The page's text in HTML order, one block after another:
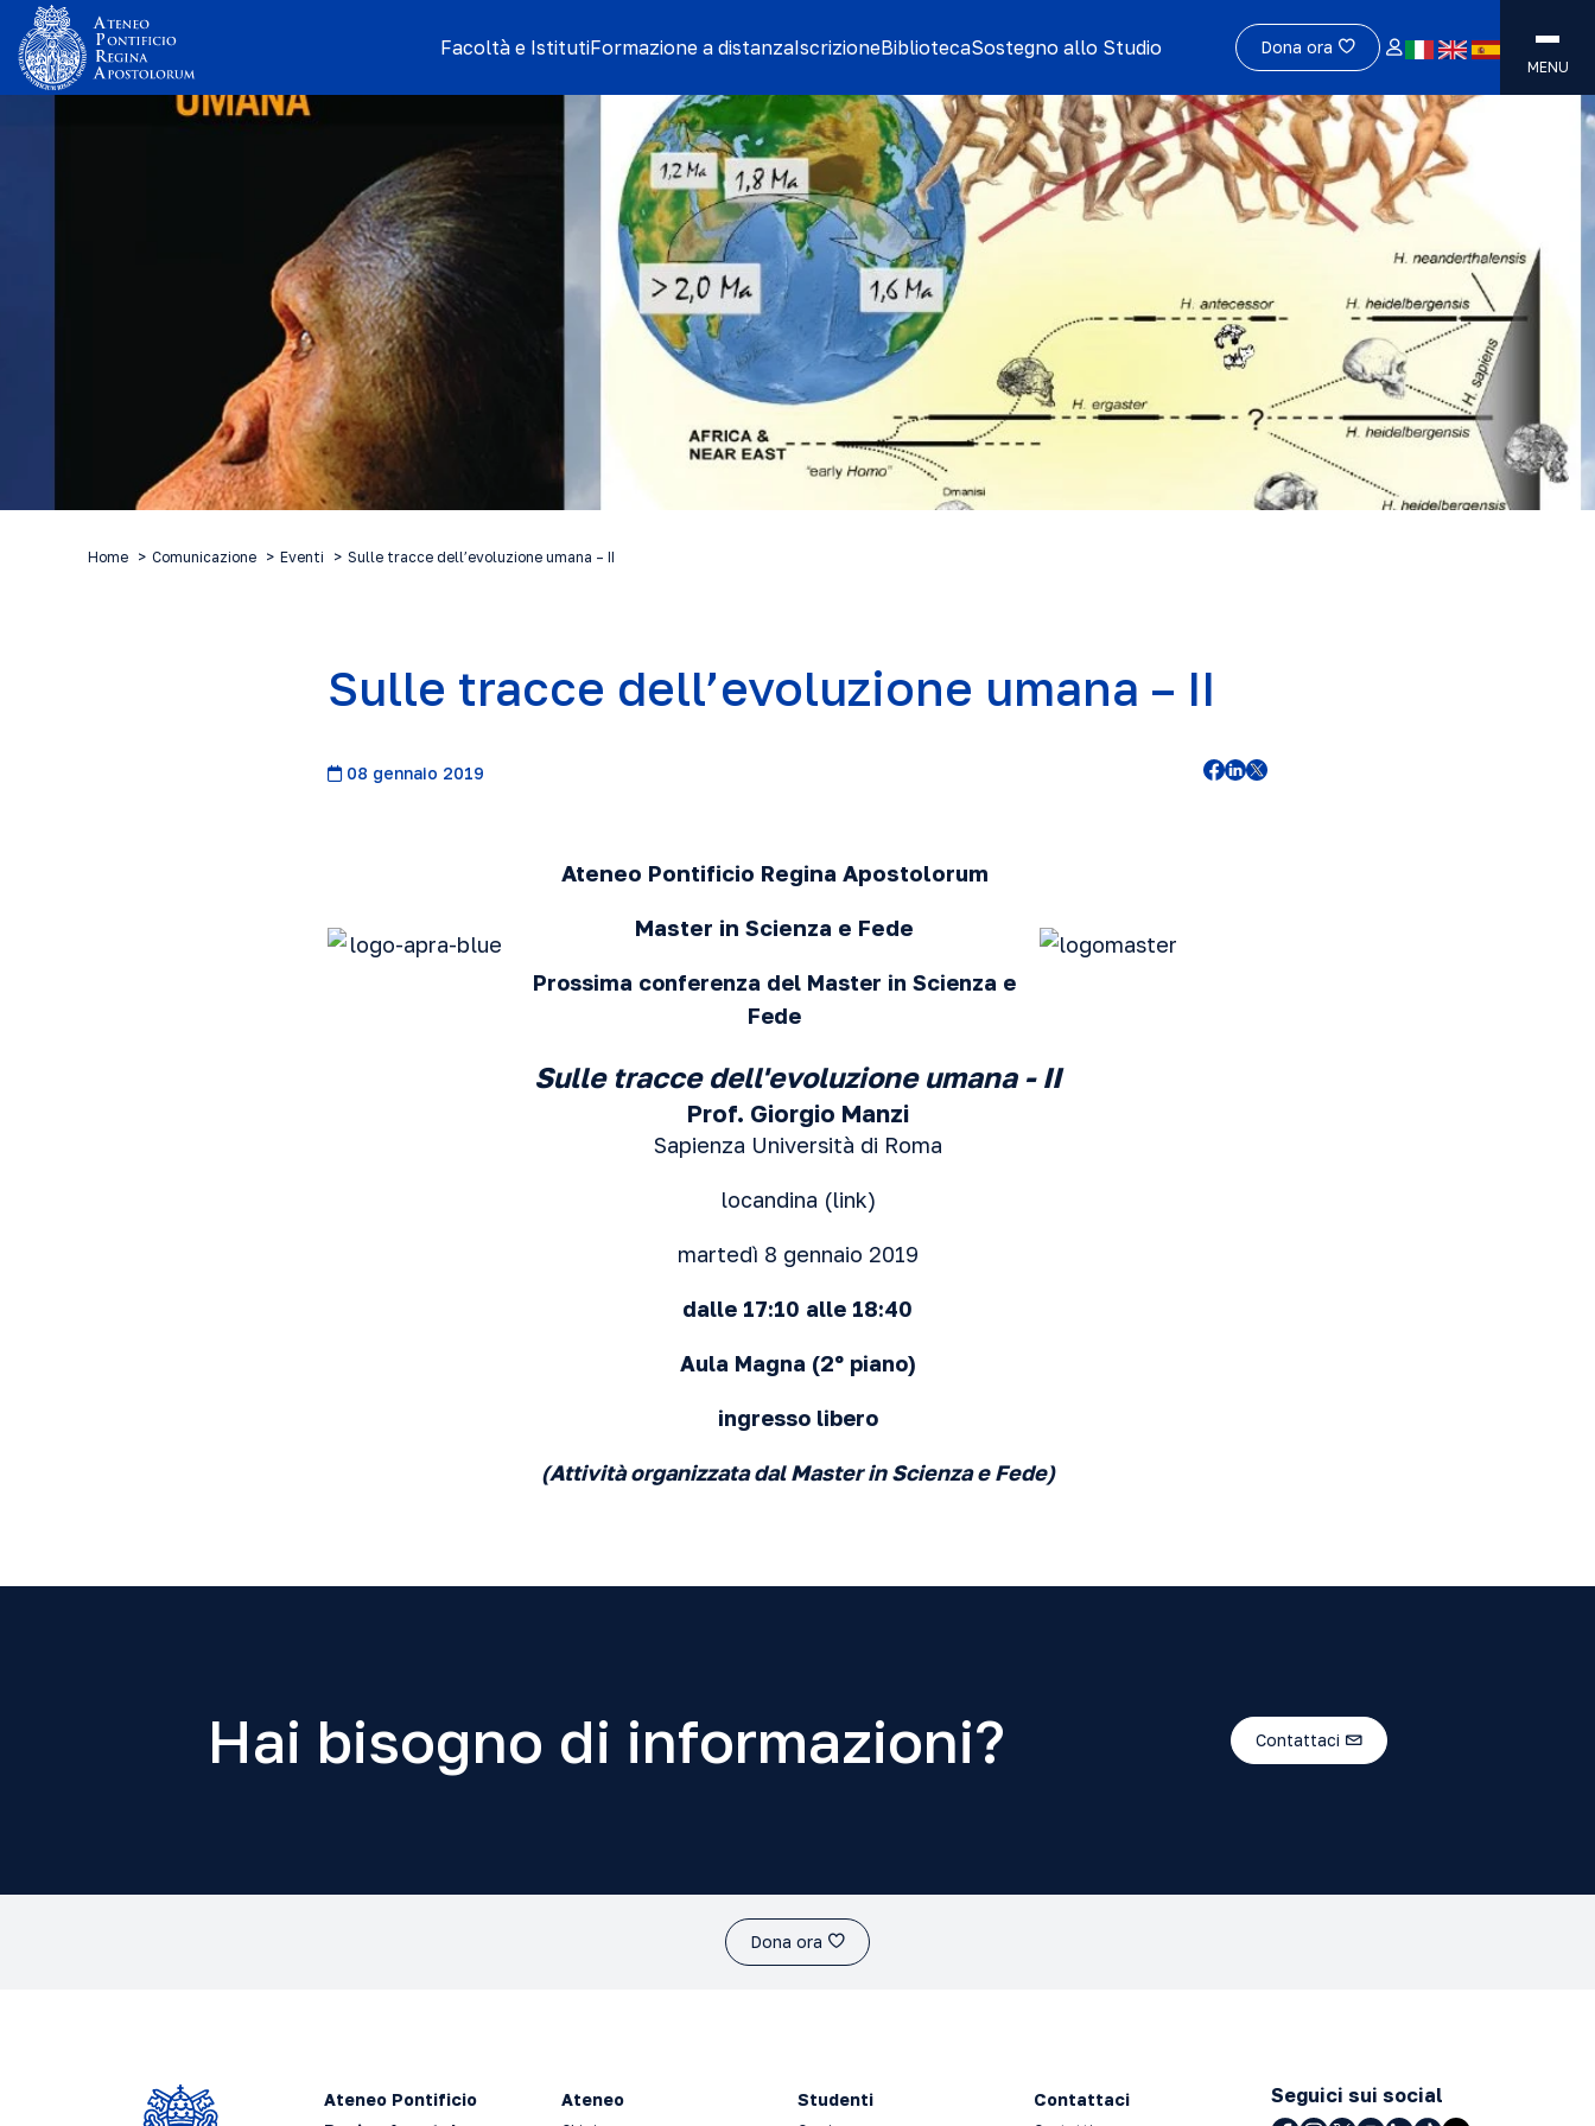
Facoltà e IstitutiFormazione a distanzaIscrizioneBibliotecaSostegno allo Studio Dona ora
MENU
Home Comunicazione Eventi Sulle tracce dell’evoluzione umana – II
Sulle tracce dell’evoluzione umana – II
08 gennaio 2019
Ateneo Pontificio Regina Apostolorum
Master in Scienza e Fede
Prossima conferenza del Master in Scienza e
Fede
Sulle tracce dell'evoluzione umana - II
Prof. Giorgio Manzi
Sapienza Università di Roma
locandina (link)
martedì 8 gennaio 2019
dalle 17:10 alle 18:40
Aula Magna (2º piano)
ingresso libero
(Attività organizzata dal Master in Scienza e Fede)
Hai bisogno di informazioni? Contattaci
Dona ora
Ateneo Pontificio
Ateneo Studenti Contattaci Seguici sui social